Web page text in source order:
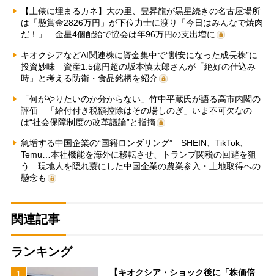
【土俵に埋まるカネ】大の里、豊昇龍が黒星続きの名古屋場所
は「懸賞金2826万円」が下位力士に渡り「今日はみんなで焼肉
だ！」 金星4個配給で協会は年96万円の支出増に
キオクシアなどAI関連株に資金集中で“割安になった成長株”に
投資妙味 資産1.5億円超の坂本慎太郎さんが「絶好の仕込み
時」と考える防衛・食品銘柄を紹介
「何がやりたいのか分からない」竹中平蔵氏が語る高市内閣の
評価 「給付付き税額控除はその場しのぎ」いま不可欠なの
は“社会保障制度の改革議論”と指摘
急増する中国企業の“国籍ロンダリング” SHEIN、TikTok、
Temu…本社機能を海外に移転させ、トランプ関税の回避を狙
う 現地人を隠れ蓑にした中国企業の農業参入・土地取得への
懸念も
関連記事
ランキング
1
【キオクシア・ショック後に「株価倍